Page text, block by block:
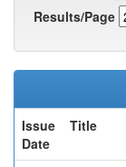
Results/Page
Issue
Date
Title